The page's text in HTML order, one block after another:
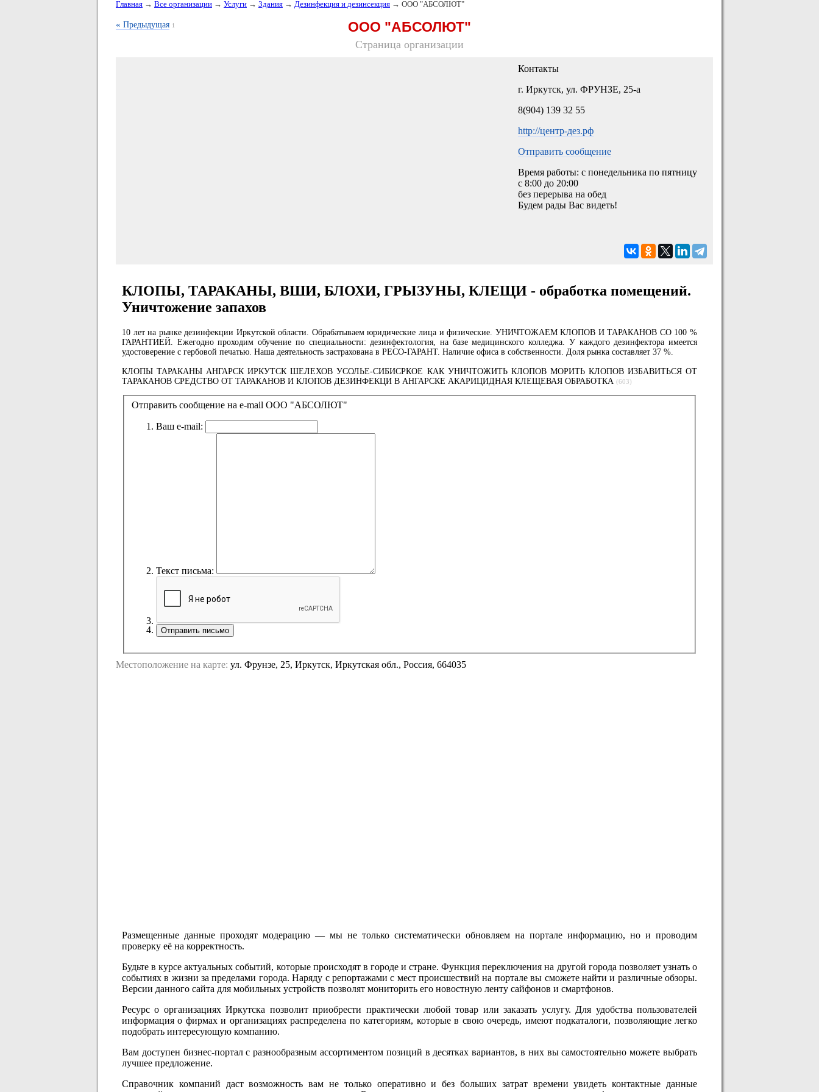
Главная → Все организации → Услуги → Здания → Дезинфекция и дезинсекция → ООО "АБСОЛЮТ"
« Предыдущая 1 ООО "АБСОЛЮТ"
Страница организации
Контакты
г. Иркутск, ул. ФРУНЗЕ, 25-а
8(904) 139 32 55
http://центр-дез.рф
Отправить сообщение
Время работы: с понедельника по пятницу
с 8:00 до 20:00
без перерыва на обед
Будем рады Вас видеть!
КЛОПЫ, ТАРАКАНЫ, ВШИ, БЛОХИ, ГРЫЗУНЫ, КЛЕЩИ - обработка помещений.
Уничтожение запахов
10 лет на рынке дезинфекции Иркутской области. Обрабатываем юридические лица и физические. УНИЧТОЖАЕМ КЛОПОВ И ТАРАКАНОВ СО 100 %
ГАРАНТИЕЙ. Ежегодно проходим обучение по специальности: дезинфектология, на базе медицинского колледжа. У каждого дезинфектора имеется
удостоверение с гербовой печатью. Наша деятельность застрахована в РЕСО-ГАРАНТ. Наличие офиса в собственности. Доля рынка составляет 37 %.
КЛОПЫ ТАРАКАНЫ АНГАРСК ИРКУТСК ШЕЛЕХОВ УСОЛЬЕ-СИБИСРКОЕ КАК УНИЧТОЖИТЬ КЛОПОВ МОРИТЬ КЛОПОВ ИЗБАВИТЬСЯ ОТ
ТАРАКАНОВ СРЕДСТВО ОТ ТАРАКАНОВ И КЛОПОВ ДЕЗИНФЕКЦИ В АНГАРСКЕ АКАРИЦИДНАЯ КЛЕЩЕВАЯ ОБРАБОТКА (603)
Отправить сообщение на e-mail ООО "АБСОЛЮТ"
Ваш e-mail:
Текст письма:
Местоположение на карте: ул. Фрунзе, 25, Иркутск, Иркутская обл., Россия, 664035
Размещенные данные проходят модерацию — мы не только систематически обновляем на портале информацию, но и проводим
проверку её на корректность.
Будьте в курсе актуальных событий, которые происходят в городе и стране. Функция переключения на другой города позволяет узнать о
событиях в жизни за пределами города. Наряду с репортажами с мест происшествий на портале вы сможете найти и различные обзоры.
Версии данного сайта для мобильных устройств позволят мониторить его новостную ленту сайфонов и смартфонов.
Ресурс о организациях Иркутска позволит приобрести практически любой товар или заказать услугу. Для удобства пользователей
информация о фирмах и организациях распределена по категориям, которые в свою очередь, имеют подкаталоги, позволяющие легко
подобрать интересующую компанию.
Вам доступен бизнес-портал с разнообразным ассортиментом позиций в десятках вариантов, в них вы самостоятельно можете выбрать
лучшее предложение.
Справочник компаний даст возможность вам не только оперативно и без больших затрат времени увидеть контактные данные